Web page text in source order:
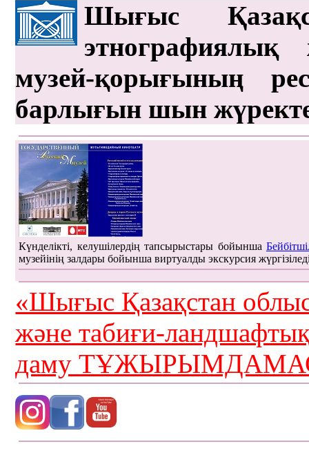
Шығыс
этнографиялық
музей-қорығының
барлығын шын
Күнделікті, келушілердің тапсырыстары бойынша
музейінің залдары бойынша виртуалды экскурсия
«Шығыс Қазақстан
және табиғи-
даму